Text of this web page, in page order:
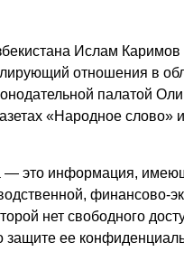
Ислам Каримов
отношения в
палатой
«Народное слово»
— это информация,
финансово-
нет свободного
ее